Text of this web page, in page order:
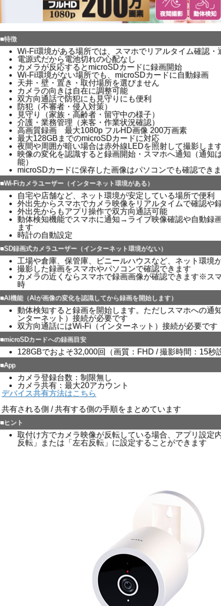
■特徴
Wi-Fi環境がある場所では、スマホでリアルタイム確認・
電源式だから電池切れの心配なし
カメラが反応するとmicroSDカードに録画開始
Wi-Fi環境がない場所でも、microSDカードに自動録画
天井・壁・置き・取付場所を選びません
カメラの向きは自在に調整可能
双方向通話で防犯にも見守りにも便利
防犯（不審者・侵入対策）
見守り（家族・高齢者・留守中の様子）
介護・業務管理（来客・作業状況確認）
高画質録画 最大1080p フルHD画像 200万画素
最大128GBまでのmicroSDカードに対応
夜間や周囲が暗い場合は赤外線LEDを照射して撮影しま
映像の変化を認識すると録画開始・スマホへ通知（通知
能）
microSDカードに保存した画像はパソコンでも確認でき
■Wi-Fiカメラユーザー（インターネット環境がある）
自宅や店舗など、ネット環境が安定している場所で便利
外出先からスマホでカメラ映像をリアルタイムで確認や
外出先からもアプリ操作で双方向通話可能
動体検知機能でスマホに通知→ライブ映像確認や自動録
ます
時計の自動設定
■SD録画式カメラユーザー（インターネット環境がない）
工場や倉庫、保管庫、ビニールハウスなど、ネット環境
撮影した録画をスマホやパソコンで確認できます
カメラの近くならスマホで録画画像が確認できます※ス
時
■AI機能（AIが画像の変化を認識してから録画を開始します）
動体検知すると録画を開始します。ただしスマホへの通
ンターネット）接続が必要です
双方向通話にはWi-Fi（インターネット）接続が必要です
■microSDカードへの録画目安
128GBでおよそ32,000回（画質：FHD / 撮影時間：15秒
■App
カメラ登録台数：制限無し
カメラ共有：最大20アカウント
デバイス共有方法はこちら
共有される側 / 共有する側の手順をまとめています
■ヒント
取付け方でカメラ映像が反転している場合、アプリ設定
反転」または「左右反転」に設定することができます